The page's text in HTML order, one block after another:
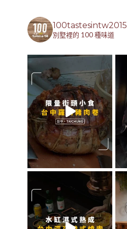
100tastesintw2015
別墅裡的 100 種味道